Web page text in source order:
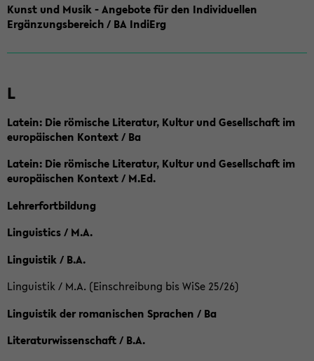
Kunst und Musik - Angebote für den Individuellen
Ergänzungsbereich / BA IndiErg
L
Latein: Die römische Literatur, Kultur und Gesellschaft im
europäischen Kontext / Ba
Latein: Die römische Literatur, Kultur und Gesellschaft im
europäischen Kontext / M.Ed.
Lehrerfortbildung
Linguistics / M.A.
Linguistik / B.A.
Linguistik / M.A. (Einschreibung bis WiSe 25/26)
Linguistik der romanischen Sprachen / Ba
Literaturwissenschaft / B.A.